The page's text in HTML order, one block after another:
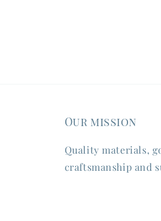
Our mission
Quality materials,
craftsmanship and